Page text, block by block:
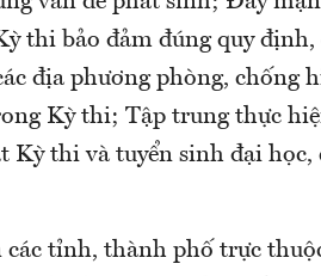
thi bảo đảm đúng quy
địa phương phòng, chống
Kỳ thi; Tập trung thực
Kỳ thi và tuyển sinh đại học,
các tỉnh, thành phố trực